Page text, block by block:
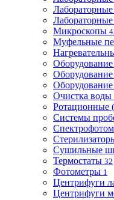
Микроскопы
Муфельные
Оборудование
Очистка воды
Ротационные
Системы
Сушильные
Термостаты 32
Фотометры 1
Центрифуги
Центрифуги